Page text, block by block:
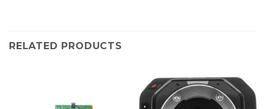
RELATED PRODUCTS